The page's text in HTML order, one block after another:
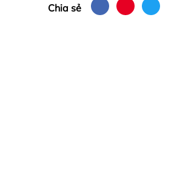
Chia sẻ